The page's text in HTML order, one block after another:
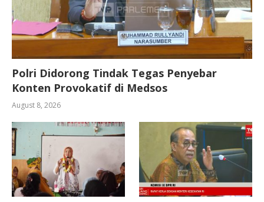
Polri Didorong Tindak Tegas Penyebar
Konten Provokatif di Medsos
August 8, 2026